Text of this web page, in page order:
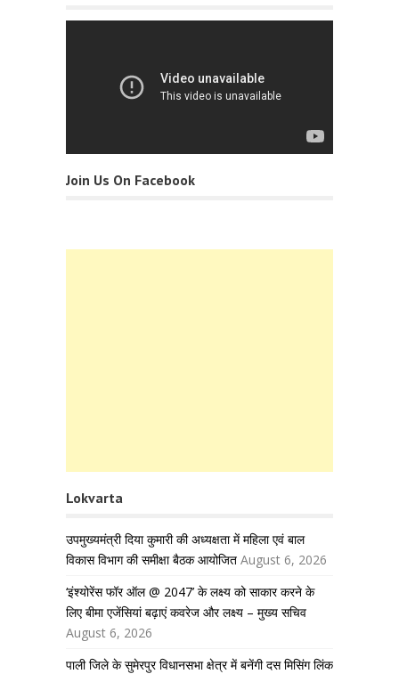
Join Us On Facebook
Lokvarta
उपमुख्यमंत्री दिया कुमारी की अध्यक्षता में महिला एवं बाल
विकास विभाग की समीक्षा बैठक आयोजित August 6, 2026
‘इंश्योरेंस फॉर ऑल @ 2047’ के लक्ष्य को साकार करने के
लिए बीमा एजेंसियां बढ़ाएं कवरेज और लक्ष्य – मुख्य सचिव
August 6, 2026
पाली जिले के सुमेरपुर विधानसभा क्षेत्र में बनेंगी दस मिसिंग लिंक